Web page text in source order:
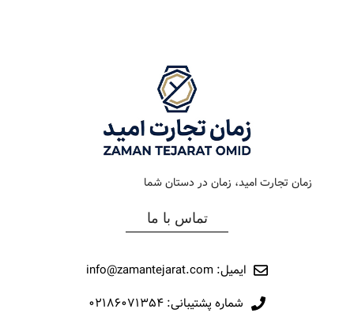
کرنوگراف
رفرانس 117
جنس بند
نوع ساعت
رفرانس
برند
زمان تجارت امید، زمان در دستان شما
تماس با ما
ایمیل: info@zamantejarat.com
شماره پشتیبانی: ۰۲۱۸۶۰۷۱۳۵۴